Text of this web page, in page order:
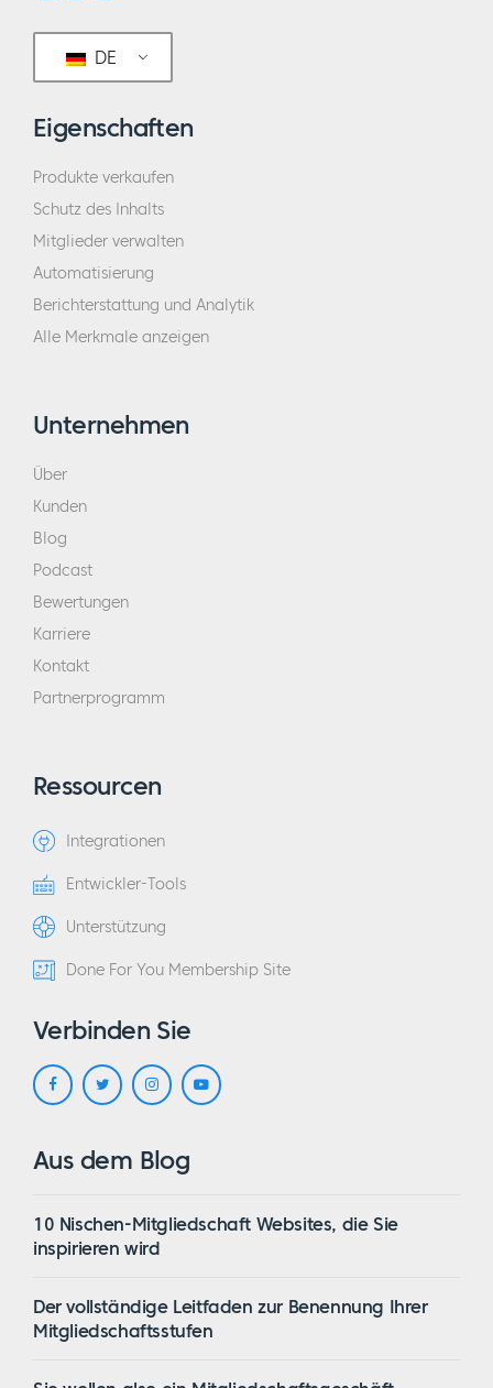
DE
Eigenschaften
Produkte verkaufen
Schutz des Inhalts
Mitglieder verwalten
Automatisierung
Berichterstattung und Analytik
Alle Merkmale anzeigen
Unternehmen
Über
Kunden
Blog
Podcast
Bewertungen
Karriere
Kontakt
Partnerprogramm
Ressourcen
Integrationen
Entwickler-Tools
Unterstützung
Done For You Membership Site
Verbinden Sie
Aus dem Blog
10 Nischen-Mitgliedschaft Websites, die Sie
inspirieren wird
Der vollständige Leitfaden zur Benennung Ihrer
Mitgliedschaftsstufen